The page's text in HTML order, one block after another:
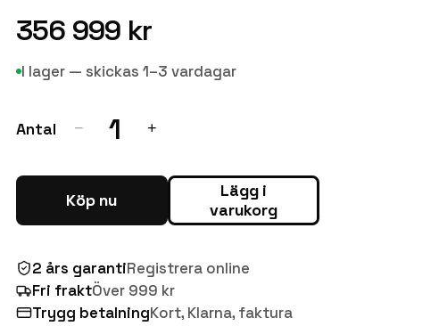
356 999 kr
I lager — skickas 1–3 vardagar
Antal − 1 +
Köp nu
Lägg i
varukorg
2 års garantiRegistrera online
Fri fraktÖver 999 kr
Trygg betalningKort, Klarna, faktura